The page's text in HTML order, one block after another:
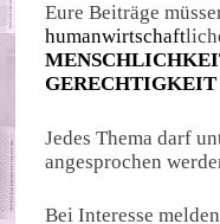
Eure Beiträge
humanwirtschaft
GERECHTIGKEIT
Jedes Thema darf
angesprochen
Bei Interesse